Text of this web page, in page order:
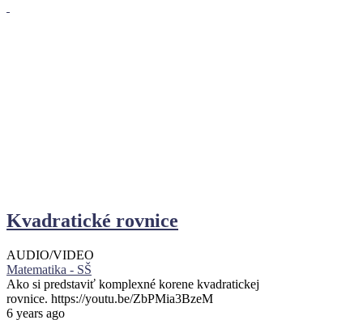
Kvadratické rovnice
AUDIO/VIDEO
Matematika - SŠ
Ako si predstaviť komplexné korene kvadratickej
rovnice. https://youtu.be/ZbPMia3BzeM
6 years ago